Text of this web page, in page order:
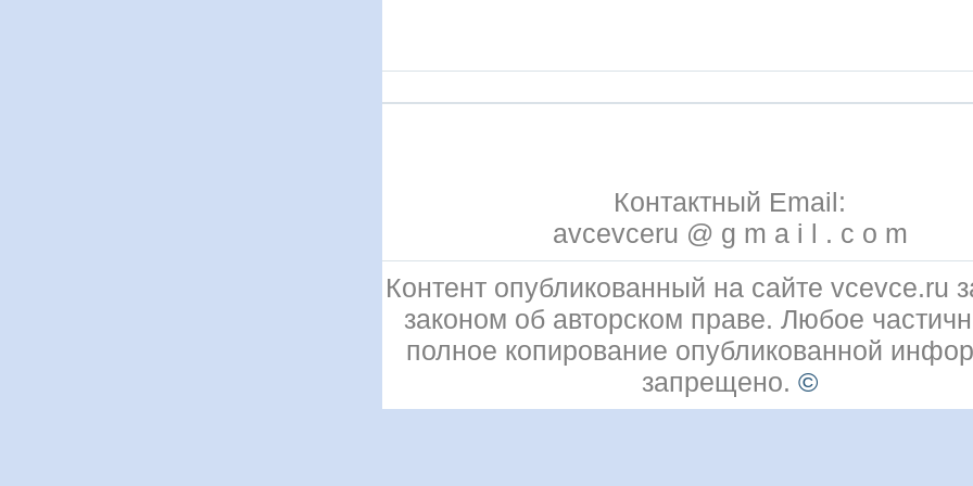
Контактный Email:
avcevceru @ g m a i l . c o m
Контент опубликованный на сайте vcevce.ru
законом об авторском праве. Любое
полное копирование опубликованной
запрещено. ©